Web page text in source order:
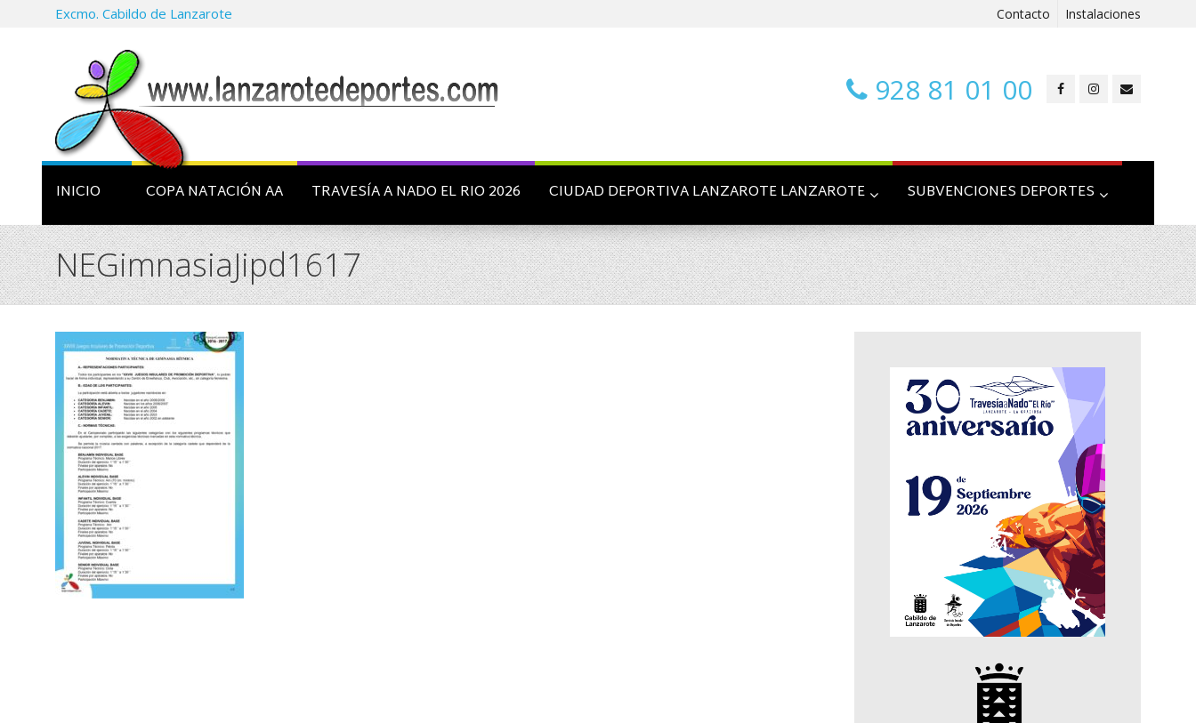
Excmo. Cabildo de Lanzarote Contacto Instalaciones
928 81 01 00
INICIO COPA NATACIÓN AA TRAVESÍA A NADO EL RIO 2026 CIUDAD DEPORTIVA LANZAROTE LANZAROTE SUBVENCIONES DEPORTES
NEGimnasiaJipd1617